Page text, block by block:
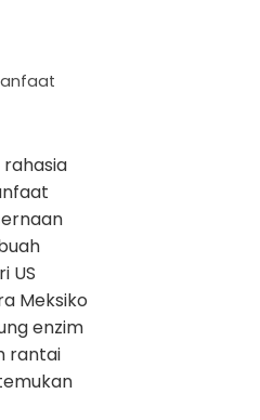
US
Meksiko
enzim
rantai